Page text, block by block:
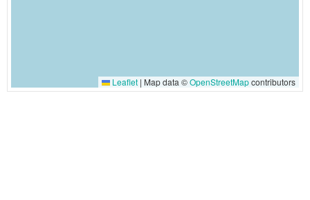
Leaflet | Map data ©OpenStreetMapcontributors